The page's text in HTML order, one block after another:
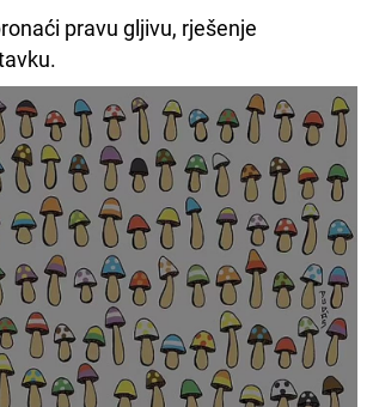
pravu gljivu, rješenje